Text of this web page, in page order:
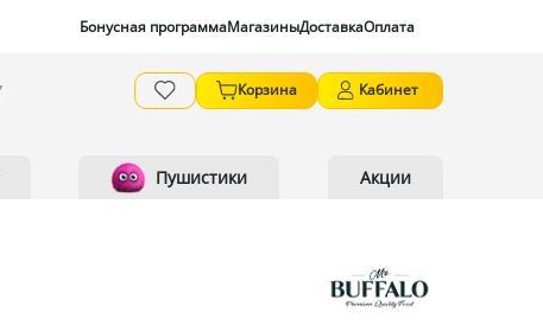
Бонусная программаМагазиныДоставкаОплата
Корзина Кабинет
Пушистики Акции